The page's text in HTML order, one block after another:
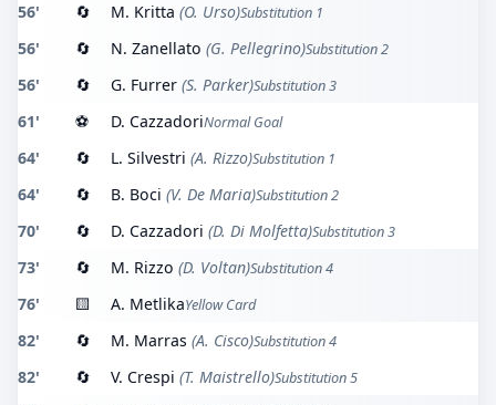
56' 🔄 M. Kritta (O. Urso)Substitution 1
56' 🔄 N. Zanellato (G. Pellegrino)Substitution 2
56' 🔄 G. Furrer (S. Parker)Substitution 3
61' ⚽ D. CazzadoriNormal Goal
64' 🔄 L. Silvestri (A. Rizzo)Substitution 1
64' 🔄 B. Boci (V. De Maria)Substitution 2
70' 🔄 D. Cazzadori (D. Di Molfetta)Substitution 3
73' 🔄 M. Rizzo (D. Voltan)Substitution 4
76' 🟨 A. MetlikaYellow Card
82' 🔄 M. Marras (A. Cisco)Substitution 4
82' 🔄 V. Crespi (T. Maistrello)Substitution 5